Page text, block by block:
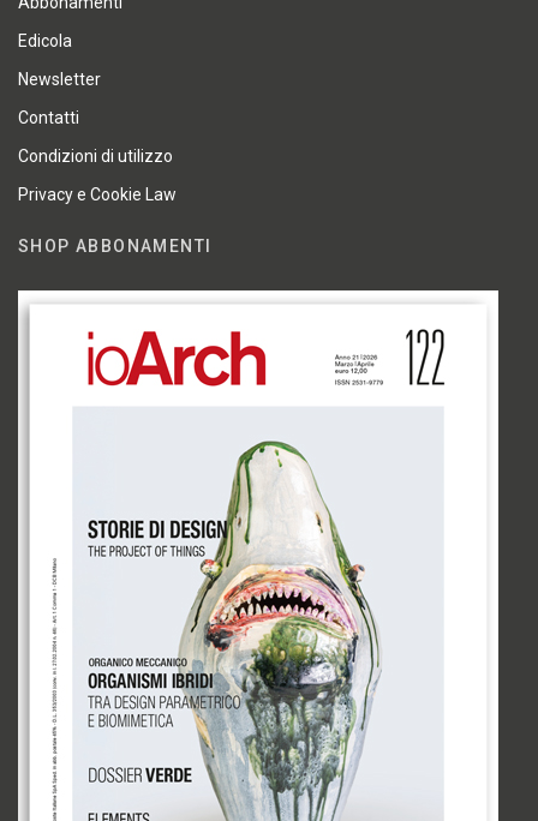
Edicola
Newsletter
Contatti
Condizioni di utilizzo
Privacy e Cookie Law
SHOP ABBONAMENTI